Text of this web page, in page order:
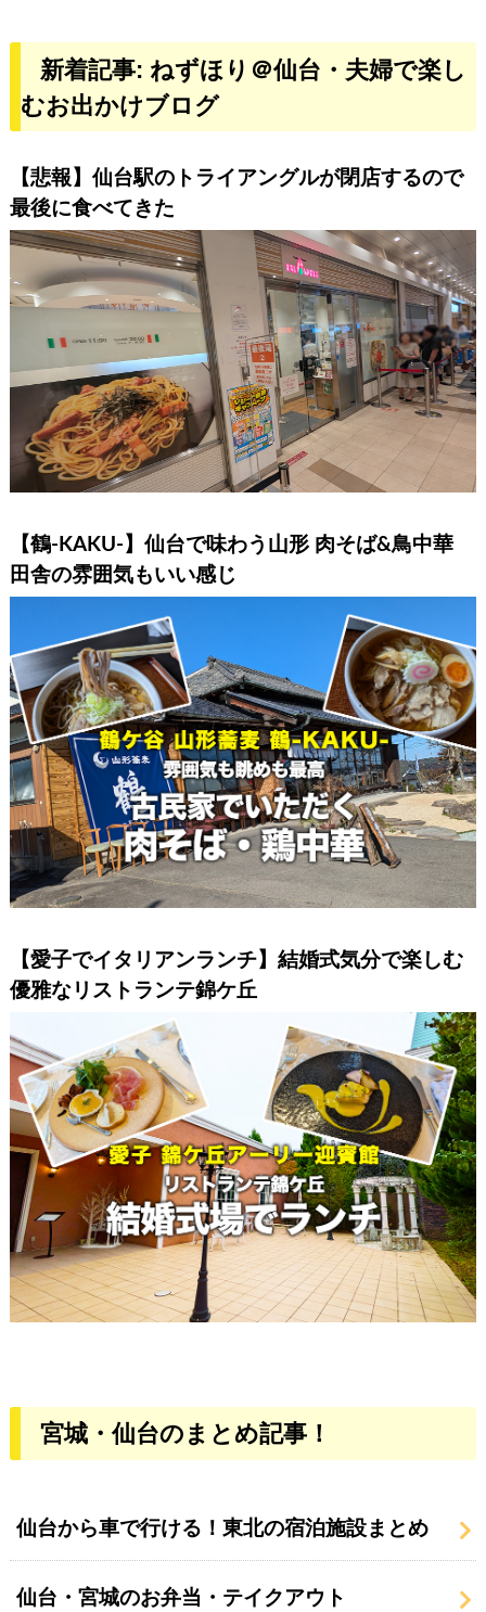
新着記事: ねずほり＠仙台・夫婦で楽し
むお出かけブログ
【悲報】仙台駅のトライアングルが閉店するので
最後に食べてきた
【鶴-KAKU-】仙台で味わう山形 肉そば&鳥中華
田舎の雰囲気もいい感じ
【愛子でイタリアンランチ】結婚式気分で楽しむ
優雅なリストランテ錦ケ丘
宮城・仙台のまとめ記事！
仙台から車で行ける！東北の宿泊施設まとめ
仙台・宮城のお弁当・テイクアウト